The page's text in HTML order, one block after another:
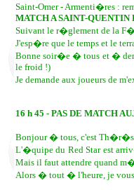
Saint-Omer - Armenti�res :
MATCH A SAINT-QUENTIN
Suivant le r�glement de la
J'esp�re que le temps et le
Bonne soir�e � tous et �
le froid !)
Je demande aux joueurs de
16 h 45 - PAS DE MATCH
Bonjour � tous, c'est
L'�quipe du Red Star est
Mais il faut attendre quand
Alors � tout � l'heure, je vous